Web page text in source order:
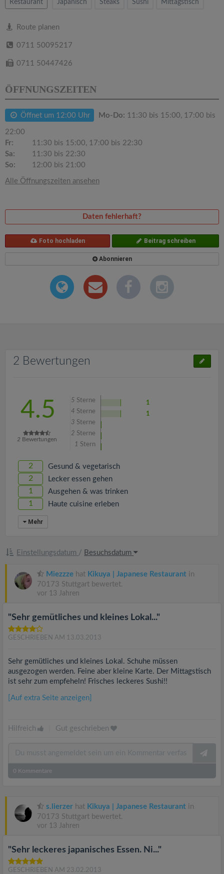
Restaurant Japanisch Steaks Sushi Mittagstisch
Route planen
0711 50095217
0711 50447426
ÖFFNUNGSZEITEN
Öffnet um 12:00 Uhr Mo-Do: 11:30 bis 15:00, 17:00 bis
22:00
Fr:
11:30 bis 15:00, 17:00 bis 22:30
Sa:
11:30 bis 22:30
So:
12:00 bis 21:00
Alle Öffnungszeiten ansehen
Daten fehlerhaft?
Foto hochladen Beitrag schreiben
Abonnieren
2 Bewertungen
4.5
2 Bewertungen
5 Sterne
1
4 Sterne
1
3 Sterne
2 Sterne
1 Stern
2 Gesund & vegetarisch
2 Lecker essen gehen
1 Ausgehen & was trinken
1 Haute cuisine erleben
Mehr
Einstellungsdatum / Besuchsdatum
Miezzze hat Kikuya | Japanese Restaurant in
70173 Stuttgart bewertet.
vor 13 Jahren
"Sehr gemütliches und kleines Lokal..."
GESCHRIEBEN AM 13.03.2013
Sehr gemütliches und kleines Lokal. Schuhe müssen
ausgezogen werden. Feine aber kleine Karte. Der Mittagstisch
ist sehr zum empfeheln! Frisches leckeres Sushi!!
[Auf extra Seite anzeigen]
Hilfreich Gut geschrieben
0 Kommentare
s.lierzer hat Kikuya | Japanese Restaurant in
70173 Stuttgart bewertet.
vor 13 Jahren
"Sehr leckeres japanisches Essen. Ni..."
GESCHRIEBEN AM 23.02.2013
i
i
n